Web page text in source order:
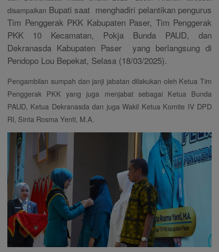
disampaikan Bupati saat menghadiri pelantikan pengurus
Tim Penggerak PKK Kabupaten Paser, Tim Penggerak
PKK 10 Kecamatan, Pokja Bunda PAUD, dan
Dekranasda Kabupaten Paser yang berlangsung di
Pendopo Lou Bepekat, Selasa (18/03/2025).
Pengambilan sumpah dan janji jabatan dilakukan oleh Ketua Tim
Penggerak PKK yang juga menjabat sebagai Ketua Bunda
PAUD, Ketua Dekranasda dan juga Wakil Ketua Komite IV DPD
RI, Sinta Rosma Yenti, M.A.